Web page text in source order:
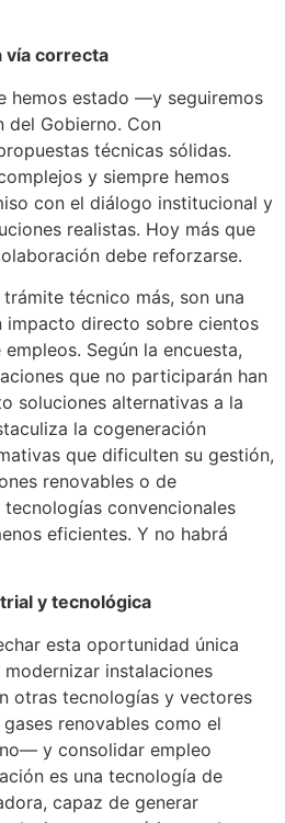
vía correcta
hemos estado —y seguiremos
Gobierno. Con
técnicas sólidas.
y siempre hemos
con el diálogo institucional y
realistas. Hoy más que
debe reforzarse.
técnico más, son una
impacto directo sobre cientos
Según la encuesta,
que no participarán han
soluciones alternativas a la
la cogeneración
que dificulten su gestión,
renovables o de
convencionales
eficientes. Y no habrá
y tecnológica
esta oportunidad única
instalaciones
otras tecnologías y vectores
renovables como el
y consolidar empleo
es una tecnología de
capaz de generar